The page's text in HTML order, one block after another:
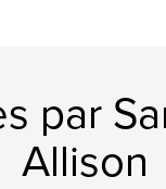
par
Allison